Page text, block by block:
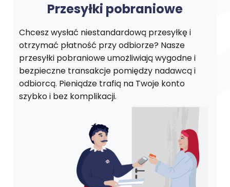
Przesyłki pobraniowe
Chcesz wysłać niestandardową przesyłkę i
otrzymać płatność przy odbiorze? Nasze
przesyłki pobraniowe umożliwiają wygodne i
bezpieczne transakcje pomiędzy nadawcą i
odbiorcą. Pieniądze trafią na Twoje konto
szybko i bez komplikacji.